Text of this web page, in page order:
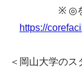
※ ◎を@に
https://
＜岡山大学の